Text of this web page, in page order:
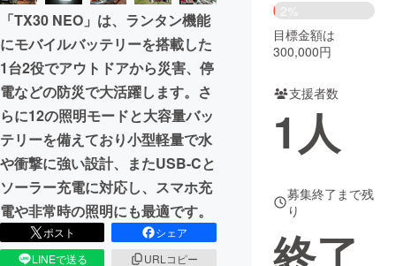
まちづくり・地域活性化
CAMPFIRE for Social Good
CAMPFIRE Creation
CAMPFIREふるさと納税machi-ya コミュニティ
「TX30 NEO」は、ランタン機能
にモバイルバッテリーを搭載した
1台2役でアウトドアから災害、停
電などの防災で大活躍します。さ
らに12の照明モードと大容量バッ
テリーを備えており小型軽量で水
や衝撃に強い設計、またUSB-Cと
ソーラー充電に対応し、スマホ充
電や非常時の照明にも最適です。
ポスト
シェア
LINEで送る
URLコピー
2%
目標金額は
300,000円
支援者数
1人
募集終了まで残
り